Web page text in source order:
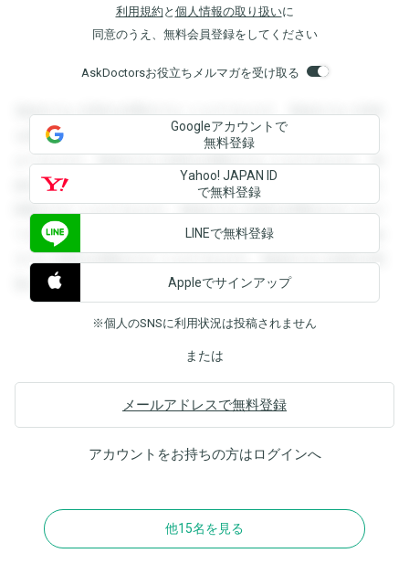
利用規約 と 個人情報の取り扱いに
同意のうえ、無料会員登録をしてください
AskDoctorsお役立ちメルマガを受け取る
登録すると回答を閲覧することができます。登録すると回答
を閲覧することができます。登録すると回答を閲覧すること
ができます。登録すると回答を閲覧することができます。登
録すると回答を閲覧することができます。登録すると回答を
閲覧することができます。登録すると回答を閲覧することが
できます。登録すると回答を閲覧することができます。登録
すると回答を閲覧することができます。登録すると回答を閲
覧することができます。
Googleアカウントで
無料登録
Yahoo! JAPAN ID
で無料登録
LINEで無料登録
Appleでサインアップ
※個人のSNSに利用状況は投稿されません
または
メールアドレスで無料登録
アカウントをお持ちの方はログインへ
他15名を見る